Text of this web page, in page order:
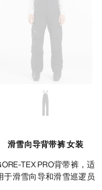
滑雪向导背带裤 女装
适
于滑雪向导和滑雪巡逻员